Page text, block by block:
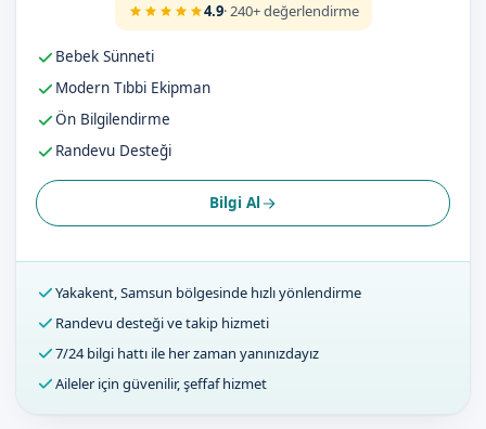
4.9· 240+ değerlendirme
Bebek Sünneti
Modern Tıbbi Ekipman
Ön Bilgilendirme
Randevu Desteği
Bilgi Al
Yakakent, Samsun bölgesinde hızlı yönlendirme
Randevu desteği ve takip hizmeti
7/24 bilgi hattı ile her zaman yanınızdayız
Aileler için güvenilir, şeffaf hizmet